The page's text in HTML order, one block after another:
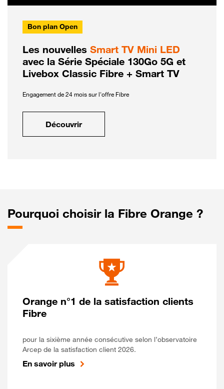
Bon plan Open
Les nouvelles Smart TV Mini LED
avec la Série Spéciale 130Go 5G et
Livebox Classic Fibre + Smart TV
Engagement de 24 mois sur l'offre Fibre
Découvrir
Pourquoi choisir la Fibre Orange ?
Orange n°1 de la satisfaction clients
Fibre
pour la sixième année consécutive selon l’observatoire
Arcep de la satisfaction client 2026.
En savoir plus